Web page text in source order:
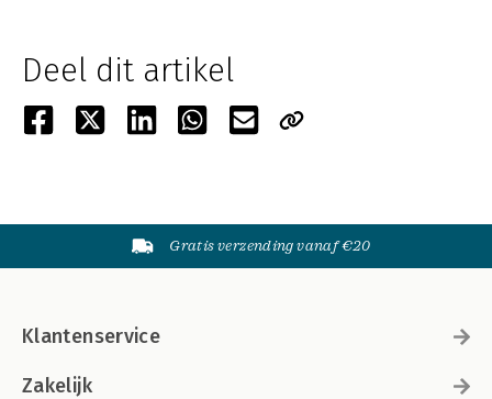
Deel dit artikel
Gratis verzending vanaf €20
Klantenservice
Zakelijk